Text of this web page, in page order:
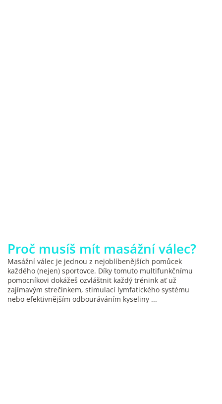
Proč musíš mít masážní válec?
Masážní válec je jednou z nejoblíbenějších pomůcek
každého (nejen) sportovce. Díky tomuto multifunkčnímu
pomocníkovi dokážeš ozvláštnit každý trénink ať už
zajímavým strečinkem, stimulací lymfatického systému
nebo efektivnějším odbouráváním kyseliny ...